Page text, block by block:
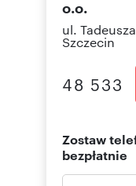
o.o.
ul.
Szczecin
48 533
Zostaw
bezpłatnie